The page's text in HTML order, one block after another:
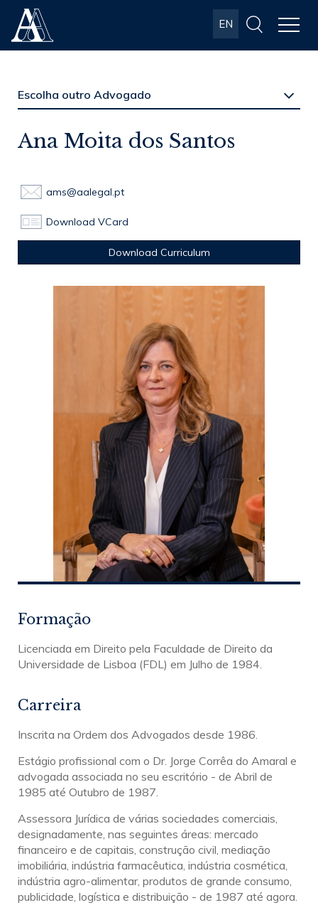
Albuquerque
& Almeida
EN
Ana Moita dos Santos
ams@aalegal.pt
Download VCard
Download Curriculum
Formação
Licenciada em Direito pela Faculdade de Direito da
Universidade de Lisboa (FDL) em Julho de 1984.
Carreira
Inscrita na Ordem dos Advogados desde 1986.
Estágio profissional com o Dr. Jorge Corrêa do Amaral e
advogada associada no seu escritório - de Abril de
1985 até Outubro de 1987.
Assessora Jurídica de várias sociedades comerciais,
designadamente, nas seguintes áreas: mercado
financeiro e de capitais, construção civil, mediação
imobiliária, indústria farmacêutica, indústria cosmética,
indústria agro-alimentar, produtos de grande consumo,
publicidade, logística e distribuição - de 1987 até agora.